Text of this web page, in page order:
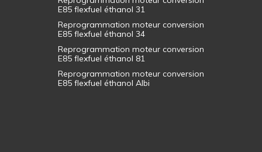
E85 flexfuel éthanol 31
Reprogrammation moteur conversion
E85 flexfuel éthanol 34
Reprogrammation moteur conversion
E85 flexfuel éthanol 81
Reprogrammation moteur conversion
E85 flexfuel éthanol Albi